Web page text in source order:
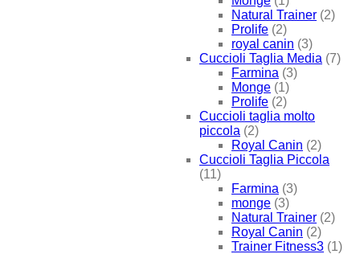
Natural Trainer (2)
Prolife (2)
royal canin (3)
Cuccioli Taglia Media (7)
Farmina (3)
Monge (1)
Prolife (2)
Cuccioli taglia molto
piccola (2)
Royal Canin (2)
Cuccioli Taglia Piccola
(11)
Farmina (3)
monge (3)
Natural Trainer (2)
Royal Canin (2)
Trainer Fitness3 (1)